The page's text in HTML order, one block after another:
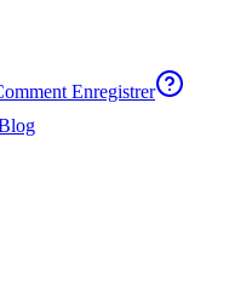
Enregistrer